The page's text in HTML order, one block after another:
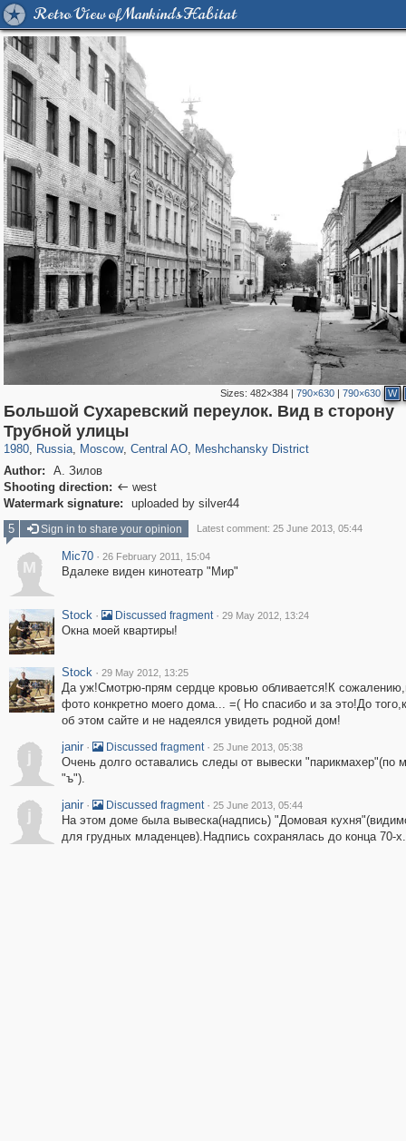
Retro View of Mankind's Habitat
Sizes: 482×384| 790×630| 790×630 W
Большой Сухаревский переулок. Вид в сторону
Трубной улицы
1980, Russia
1,406,255
, Moscow
319,780 8,286
, Central AO
159,978
, Meshchansky District
Author:
А. Зилов
Shooting direction:  west
Watermark signature:
uploaded by silver44
5
Sign in to share your opinion Latest comment: 25 June 2013, 05:44
M
Mic70 · 26 February 2011, 15:04
Вдалеке виден кинотеатр "Мир"
Stock · Discussed fragment · 29 May 2012, 13:24
Окна моей квартиры!
Stock · 29 May 2012, 13:25
Да уж!Смотрю-прям сердце кровью обливается!К
фото конкретно моего дома... =( Но спасибо и за это!До
об этом сайте и не надеялся увидеть родной дом!
j
janir · Discussed fragment · 25 June 2013, 05:38
Очень долго оставались следы от вывески "парикмахер"(по
"ъ").
j
janir · Discussed fragment · 25 June 2013, 05:44
На этом доме была вывеска(надпись) "Домовая
для грудных младенцев).Надпись сохранялась до конца 70-х.